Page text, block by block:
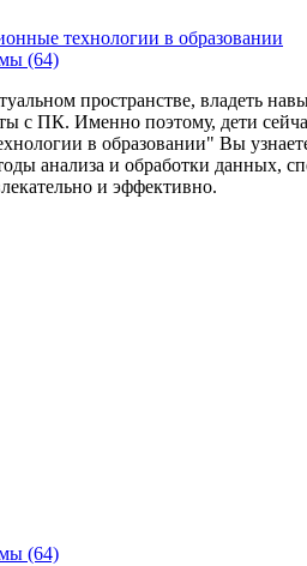
технологии в образовании
(64)
пространстве, владеть
с ПК. Именно поэтому, дети
в образовании" Вы
анализа и обработки
и эффективно.
(64)